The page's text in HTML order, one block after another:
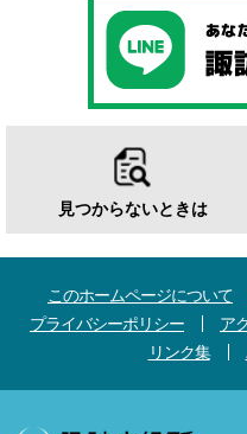
見つからないときは
このホームページについて
プライバシーポリシー
ア
リンク集